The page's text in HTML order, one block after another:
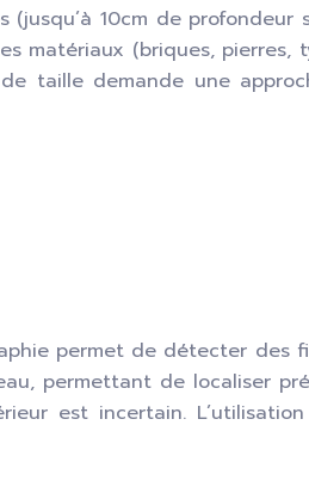
10cm de
matériaux (briques,
taille demande une
permet de détecter des
permettant de localiser
est incertain.